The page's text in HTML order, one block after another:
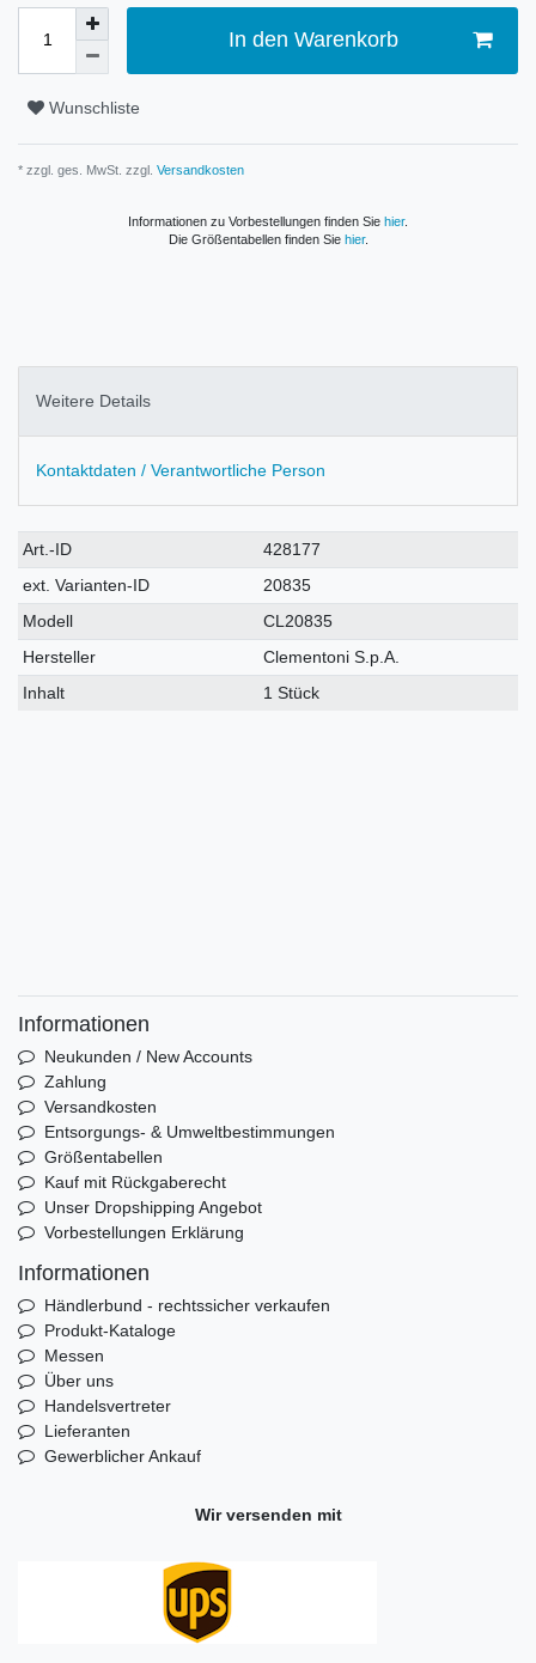
In den Warenkorb
Wunschliste
* zzgl. ges. MwSt. zzgl. Versandkosten
Informationen zu Vorbestellungen finden Sie hier.
Die Größentabellen finden Sie hier.
Weitere Details
Kontaktdaten / Verantwortliche Person
Technisches
Merkmal
Wert
Art.-ID
428177
ext. Varianten-ID
20835
Modell
CL20835
Hersteller
Clementoni S.p.A.
Inhalt
1 Stück
Informationen
Neukunden / New Accounts
Zahlung
Versandkosten
Entsorgungs- & Umweltbestimmungen
Größentabellen
Kauf mit Rückgaberecht
Unser Dropshipping Angebot
Vorbestellungen Erklärung
Informationen
Händlerbund - rechtssicher verkaufen
Produkt-Kataloge
Messen
Über uns
Handelsvertreter
Lieferanten
Gewerblicher Ankauf
Wir versenden mit